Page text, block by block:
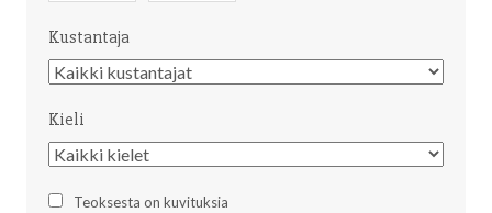
Kustantaja
Kustantaja
Kieli
Kieli
Teoksesta on kuvituksia